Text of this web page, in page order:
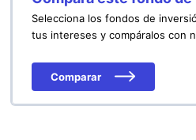
Selecciona los fondos de
tus intereses y compáralos con
Comparar